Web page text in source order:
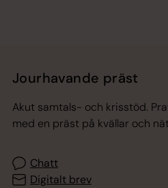
Jourhavande präst
Akut samtals- och krisstöd.
med en präst på kvällar och
Chatt
Digitalt brev